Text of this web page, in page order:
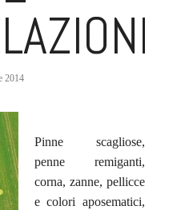
2014
Pinne scagliose,
penne remiganti,
corna, zanne, pellicce
e colori aposematici,